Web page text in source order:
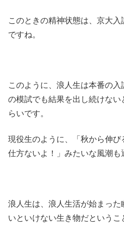
このときの精神状態は、京大
ですね。
このように、浪人生は本番の
の模試でも結果を出し続けな
らいです。
現役生のように、「秋から伸
仕方ないよ！」みたいな風潮も
浪人生は、浪人生活が始まっ
いといけない生き物だというこ